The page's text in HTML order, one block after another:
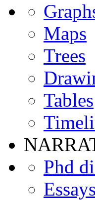
Maps
Trees
Tables
Phd
Essays